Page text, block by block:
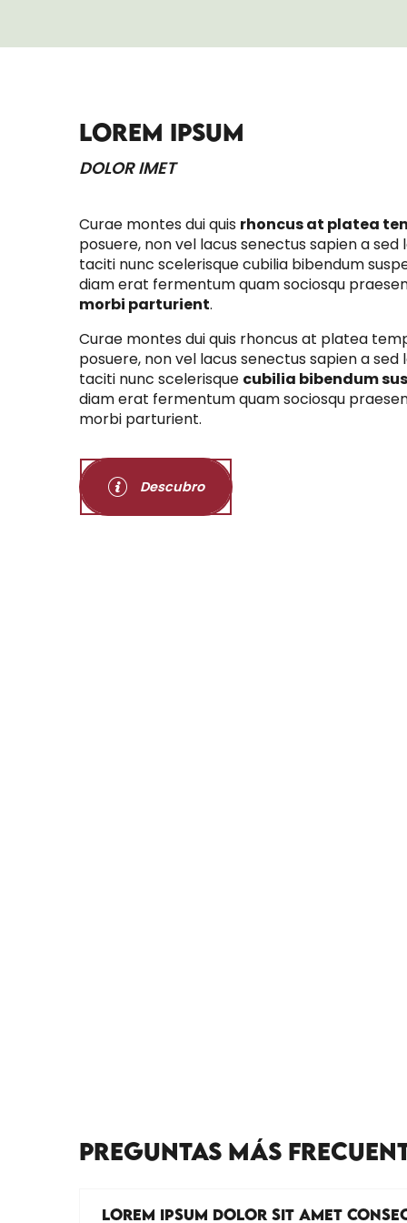
LOREM IPSUM
DOLOR IMET
Curae montes dui quis rhoncus at platea
posuere, non vel lacus senectus sapien a
taciti nunc scelerisque cubilia bibendum
diam erat fermentum quam sociosqu
morbi parturient.
Curae montes dui quis rhoncus at platea
posuere, non vel lacus senectus sapien a
taciti nunc scelerisque cubilia bibendum
diam erat fermentum quam sociosqu
morbi parturient.
Descubro
PREGUNTAS MÁS
LOREM IPSUM DOLOR SIT AMET